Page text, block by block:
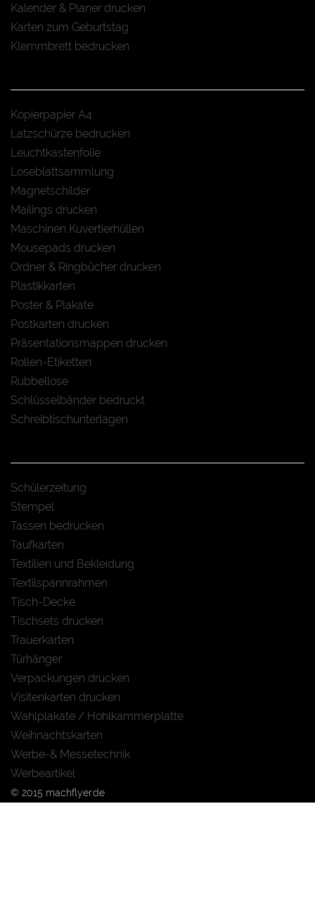
Kalender & Planer drucken
Karten zum Geburtstag
Klemmbrett bedrucken
Kopierpapier A4
Latzschürze bedrucken
Leuchtkastenfolie
Loseblattsammlung
Magnetschilder
Mailings drucken
Maschinen Kuvertierhüllen
Mousepads drucken
Ordner & Ringbücher drucken
Plastikkarten
Poster & Plakate
Postkarten drucken
Präsentationsmappen drucken
Rollen-Etiketten
Rubbellose
Schlüsselbänder bedruckt
Schreibtischunterlagen
Schülerzeitung
Stempel
Tassen bedrucken
Taufkarten
Textilien und Bekleidung
Textilspannrahmen
Tisch-Decke
Tischsets drucken
Trauerkarten
Türhänger
Verpackungen drucken
Visitenkarten drucken
Wahlplakate / Hohlkammerplatte
Weihnachtskarten
Werbe-& Messetechnik
Werbeartikel
© 2015 machflyer.de